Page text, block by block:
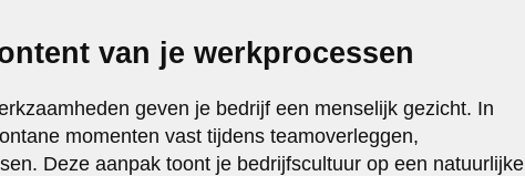
van je werkprocessen
geven je bedrijf een menselijk gezicht. In
momenten vast tijdens teamoverleggen,
Deze aanpak toont je bedrijfscultuur op een natuurlijke